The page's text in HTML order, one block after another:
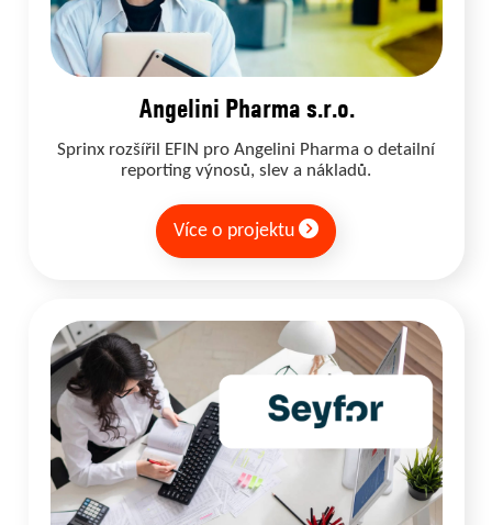
Angelini Pharma s.r.o.
Sprinx rozšířil EFIN pro Angelini Pharma o detailní
reporting výnosů, slev a nákladů.
Více o projektu